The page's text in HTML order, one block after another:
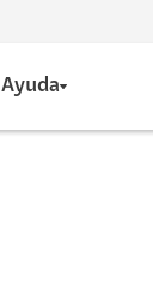
Ayuda